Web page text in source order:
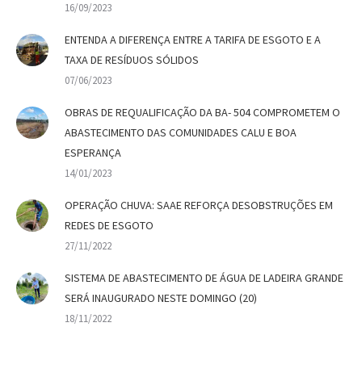
16/09/2023
ENTENDA A DIFERENÇA ENTRE A TARIFA DE ESGOTO E A
TAXA DE RESÍDUOS SÓLIDOS
07/06/2023
OBRAS DE REQUALIFICAÇÃO DA BA- 504 COMPROMETEM O
ABASTECIMENTO DAS COMUNIDADES CALU E BOA
ESPERANÇA
14/01/2023
OPERAÇÃO CHUVA: SAAE REFORÇA DESOBSTRUÇÕES EM
REDES DE ESGOTO
27/11/2022
SISTEMA DE ABASTECIMENTO DE ÁGUA DE LADEIRA GRANDE
SERÁ INAUGURADO NESTE DOMINGO (20)
18/11/2022